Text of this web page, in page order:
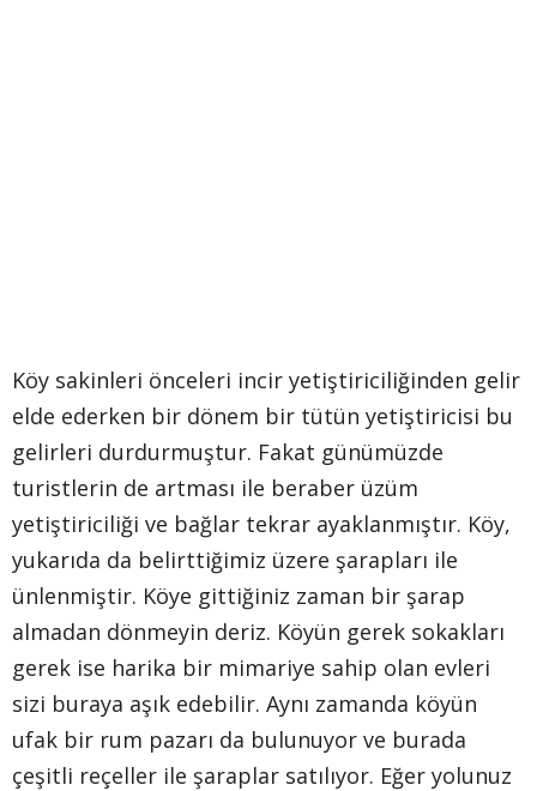
Köy sakinleri önceleri incir yetiştiriciliğinden gelir
elde ederken bir dönem bir tütün yetiştiricisi bu
gelirleri durdurmuştur. Fakat günümüzde
turistlerin de artması ile beraber üzüm
yetiştiriciliği ve bağlar tekrar ayaklanmıştır. Köy,
yukarıda da belirttiğimiz üzere şarapları ile
ünlenmiştir. Köye gittiğiniz zaman bir şarap
almadan dönmeyin deriz. Köyün gerek sokakları
gerek ise harika bir mimariye sahip olan evleri
sizi buraya aşık edebilir. Aynı zamanda köyün
ufak bir rum pazarı da bulunuyor ve burada
çeşitli reçeller ile şaraplar satılıyor. Eğer yolunuz